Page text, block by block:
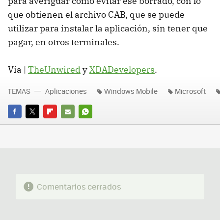
que obtienen el archivo CAB, que se puede
utilizar para instalar la aplicación, sin tener que
pagar, en otros terminales.
Vía | TheUnwiredyXDADevelopers.
FACEBOOK
TWITTERFLIPBOARD
E-
WHATSAPP
TEMAS Aplicaciones Windows Mobile Microsoft
Comentarios cerrados